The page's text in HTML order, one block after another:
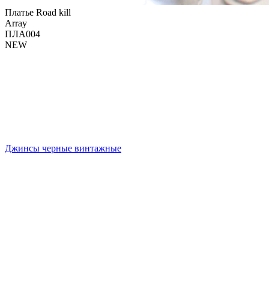
Платье Road kill
Array
ПЛА004
NEW
Джинсы черные винтажные